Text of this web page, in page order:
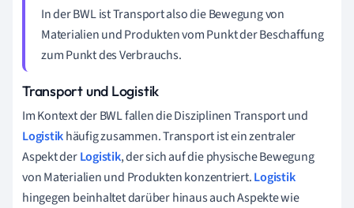
In der BWL ist Transport also die Bewegung von
Materialien und Produkten vom Punkt der Beschaffung
zum Punkt des Verbrauchs.
Transport und Logistik
Im Kontext der BWL fallen die Disziplinen Transport und
Logistikhäufig zusammen. Transport ist ein zentraler
Aspekt derLogistik, der sich auf die physische Bewegung
von Materialien und Produkten konzentriert.Logistik
hingegen beinhaltet darüber hinaus auch Aspekte wie